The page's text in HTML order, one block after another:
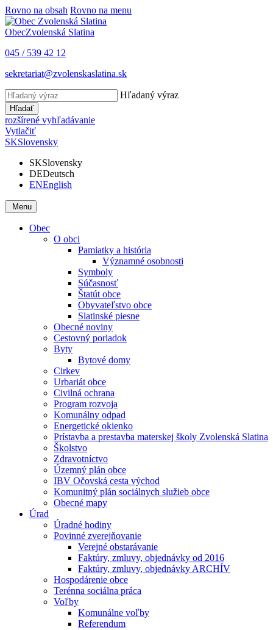
Rovno na obsah Rovno na menu
ObecZvolenská Slatina
045 / 539 42 12
sekretariat@zvolenskaslatina.sk
Hľadaný výraz
Hľadať
rozšírené vyhľadávanie
Vytlačiť
SKSlovensky
SKSlovensky
DEDeutsch
ENEnglish
Menu
Obec
O obci
Pamiatky a história
Významné osobnosti
Symboly
Súčasnosť
Štatút obce
Obyvateľstvo obce
Slatinské piesne
Obecné noviny
Cestovný poriadok
Byty
Bytové domy
Cirkev
Urbariát obce
Civilná ochrana
Program rozvoja
Komunálny odpad
Energetické okienko
Prístavba a prestavba materskej školy Zvolenská Slatina
Školstvo
Zdravotníctvo
Územný plán obce
IBV Očovská cesta východ
Komunitný plán sociálnych služieb obce
Obecné mapy
Úrad
Úradné hodiny
Povinné zverejňovanie
Verejné obstarávanie
Faktúry, zmluvy, objednávky od 2016
Faktúry, zmluvy, objednávky ARCHÍV
Hospodárenie obce
Terénna sociálna práca
Voľby
Komunálne voľby
Referendum